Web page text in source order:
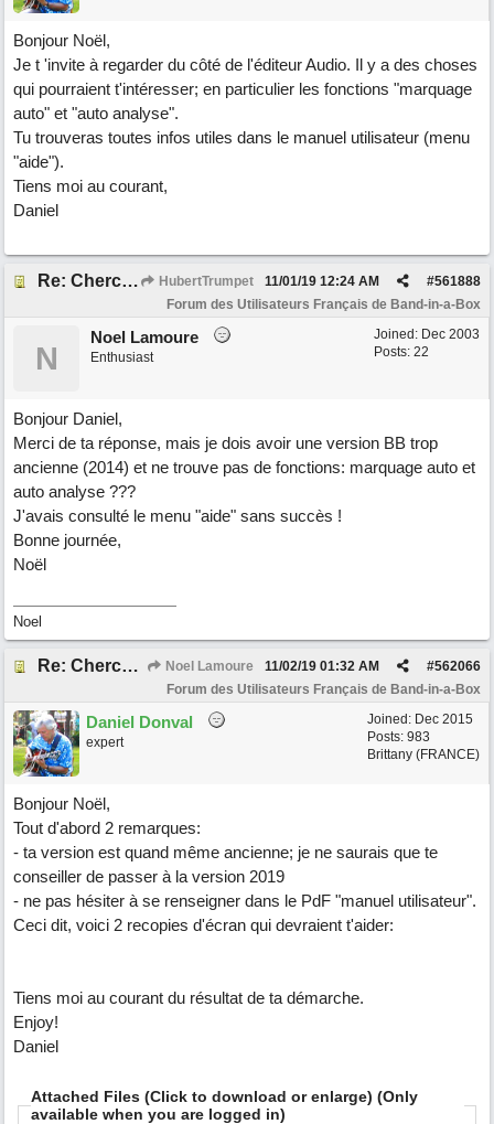
Bonjour Noël,
Je t 'invite à regarder du côté de l'éditeur Audio. Il y a des choses
qui pourraient t'intéresser; en particulier les fonctions "marquage
auto" et "auto analyse".
Tu trouveras toutes infos utiles dans le manuel utilisateur (menu
"aide").
Tiens moi au courant,
Daniel
Re: Cherche Tuto sur Importer audio avec Wizard HubertTrumpet #561888
11/01/19 12:24 AM
Forum des Utilisateurs Français de Band-in-a-Box
Joined: Dec 2003
Posts: 22
N
Noel Lamoure
Enthusiast
Bonjour Daniel,
Merci de ta réponse, mais je dois avoir une version BB trop
ancienne (2014) et ne trouve pas de fonctions: marquage auto et
auto analyse ???
J'avais consulté le menu "aide" sans succès !
Bonne journée,
Noël
Noel
Re: Cherche Tuto sur Importer audio avec Wizard Noel Lamoure #562066
11/02/19 01:32 AM
Forum des Utilisateurs Français de Band-in-a-Box
Joined: Dec 2015
Posts: 983
Brittany (FRANCE)
Daniel Donval
expert
Bonjour Noël,
Tout d'abord 2 remarques:
- ta version est quand même ancienne; je ne saurais que te
conseiller de passer à la version 2019
- ne pas hésiter à se renseigner dans le PdF "manuel utilisateur".
Ceci dit, voici 2 recopies d'écran qui devraient t'aider:
Tiens moi au courant du résultat de ta démarche.
Enjoy!
Daniel
Attached Files (Click to download or enlarge) (Only
available when you are logged in)